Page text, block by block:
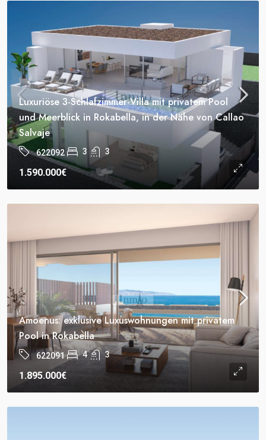
Luxuriöse 3-Schlafzimmer-Villa mit privatem Pool
und Meerblick in Rokabella, in der Nähe von Callao
Salvaje
622092 3 3
1.590.000€
Amoenus: exklusive Luxuswohnungen mit privatem
Pool in Rokabella
622091 4 3
1.895.000€